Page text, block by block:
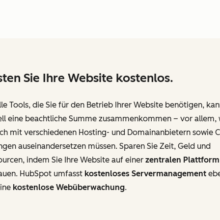
Sie Ihre Website kostenlos.
Tools, die Sie für den Betrieb Ihrer Website benötigen,
eine beachtliche Summe zusammenkommen – vor allem,
mit verschiedenen Hosting- und Domainanbietern sowie
auseinandersetzen müssen. Sparen Sie Zeit, Geld und
indem Sie Ihre Website auf einer zentralen Plattform
HubSpot umfasst kostenloses Servermanagement
kostenlose Webüberwachung.